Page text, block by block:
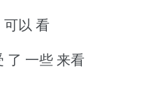
可以 看
了 一些 来看